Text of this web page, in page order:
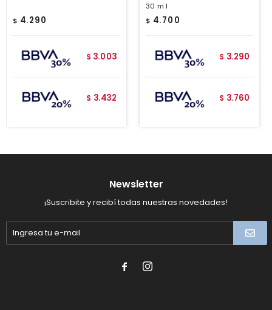
$ 4.290
$ 3.003
$ 3.432
30 ml
$ 4.700
$ 3.290
$ 3.760
Newsletter
¡Suscribite y recibí todas nuestras novedades!
 